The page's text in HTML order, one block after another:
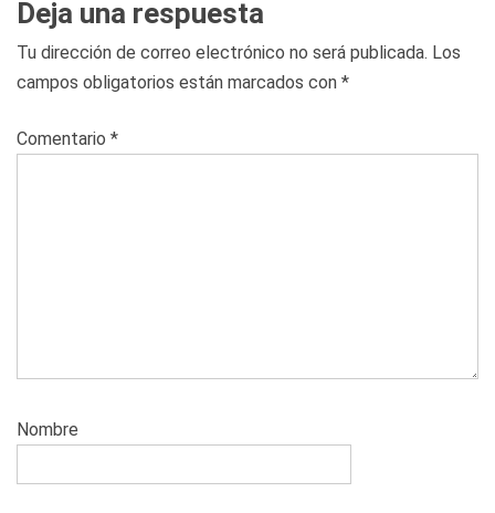
Deja una respuesta
Tu dirección de correo electrónico no será publicada. Los
campos obligatorios están marcados con *
Comentario *
Nombre